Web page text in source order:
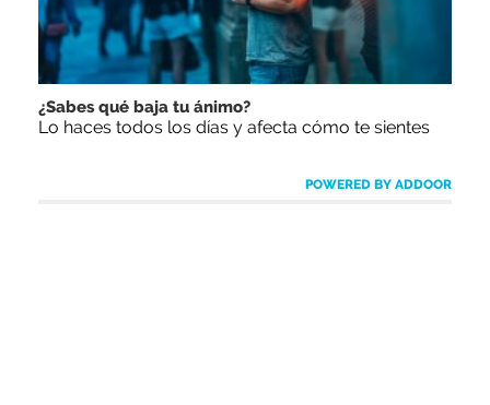
¿Sabes qué baja tu ánimo?
Lo haces todos los días y afecta cómo te sientes
POWERED BY ADDOOR